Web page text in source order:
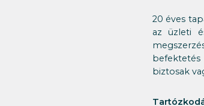
20 éves
az üzleti
biztosak